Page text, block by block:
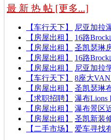
最 新 热 帖 [更多...]
【车行天下】
尼亚加拉
【房屋出租】
16路
【房屋出租】
圣凯瑟琳
【房屋出租】
16路
【房屋出租】
尼亚加拉
【车行天下】
8座大
【房屋出租】
圣凯瑟琳
【求职招聘】
瀑布Lions
【房屋出租】
瀑布景区
【房屋出租】
圣凯新装
【二手市场】
爱车寻找